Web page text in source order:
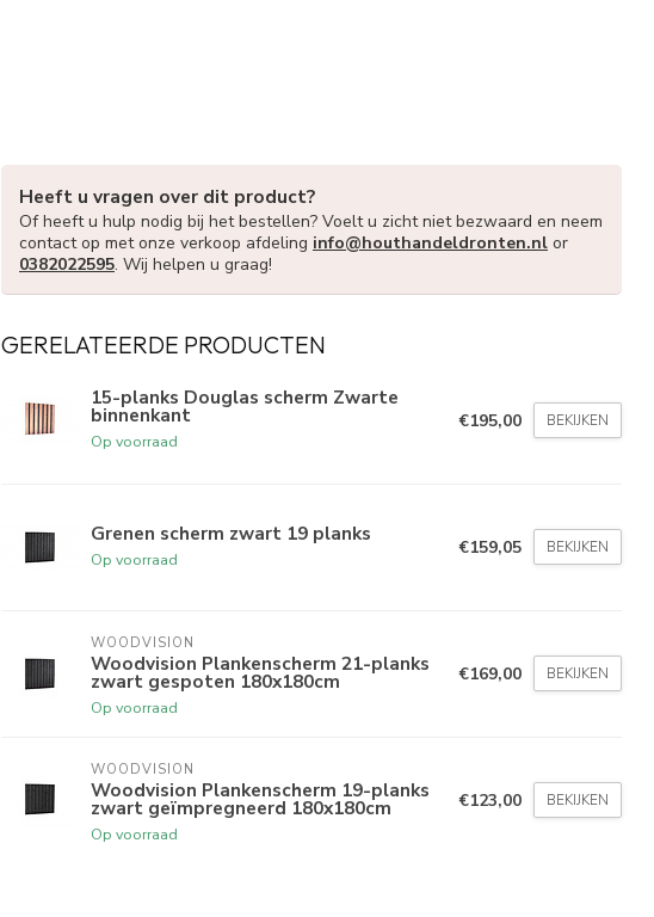
Heeft u vragen over dit product?
Of heeft u hulp nodig bij het bestellen? Voelt u zicht niet bezwaard en neem
contact op met onze verkoop afdeling info@houthandeldronten.nl or
0382022595. Wij helpen u graag!
GERELATEERDE PRODUCTEN
15-planks Douglas scherm Zwarte
binnenkant
Op voorraad
€195,00 BEKIJKEN
Grenen scherm zwart 19 planks
Op voorraad
€159,05 BEKIJKEN
WOODVISION
Woodvision Plankenscherm 21-planks
zwart gespoten 180x180cm
Op voorraad
€169,00 BEKIJKEN
WOODVISION
Woodvision Plankenscherm 19-planks
zwart geïmpregneerd 180x180cm
Op voorraad
€123,00 BEKIJKEN